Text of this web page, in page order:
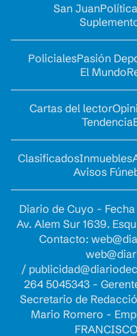
San JuanPolítica
PolicialesPasión
El Mundo
Cartas del lector
Tendencia
ClasificadosInmuebles
Avisos
Diario de Cuyo -
Av. Alem Sur 1639.
Contacto:
/
264 5045343 -
Secretario de
Mario Romero -